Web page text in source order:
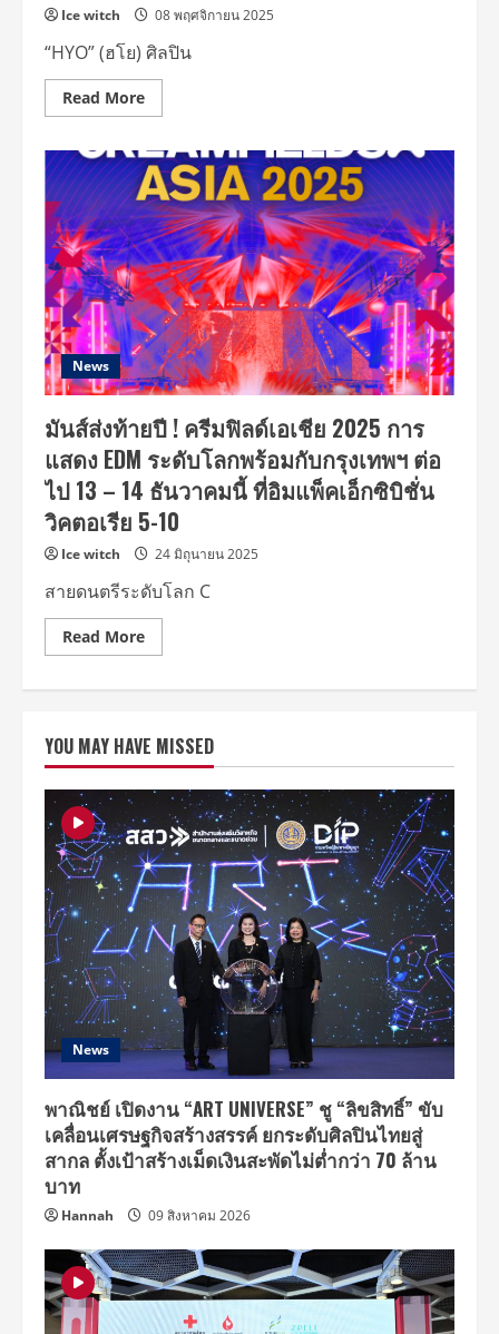
Ice witch 08 พฤศจิกายน 2025
“HYO” (ฮโย) ศิลปิน
Read MoreRead
more
ตัว
แม่
วงการ
K-
Pop
สู่
Queen
Of
EDM
HYO
เต
รี
ยม
จอย
ไลน์
อัป
กา
ลดน
ตรี
อิ
เล็ก
โท
รนิกส์
ระดับ
โลก
Creamfields
Asia
2025
–
14
ธันวาคม
ที่
เอ็ก
ซิ
บิ
ฮอลล์
5-
10
News
มันส์ส่งท้ายปี ! ครีมฟิลด์เอเชีย 2025 การ
แสดง EDM ระดับโลกพร้อมกับกรุงเทพฯ ต่อ
ไป 13 – 14 ธันวาคมนี้ ที่อิมแพ็คเอ็กซิบิชั่น
วิคตอเรีย 5-10
Ice witch 24 มิถุนายน 2025
สายดนตรีระดับโลก C
Read MoreRead
more
!
ครีม
ฟิลด์
เอเชีย
2025
การ
แสดง
EDM
ระดับ
โลก
พร้อม
กับ
กรุงเทพฯ
ต่อ
ไป
13
–
14
ธันวาคม
นี้
ที่
เอ็ก
ซิ
บิ
ชั่น
วิคตอเรีย
YOU MAY HAVE MISSED
News
พาณิชย์ เปิดงาน “ART UNIVERSE” ชู “ลิขสิทธิ์” ขับ
เคลื่อนเศรษฐกิจสร้างสรรค์ ยกระดับศิลปินไทยสู่
สากล ตั้งเป้าสร้างเม็ดเงินสะพัดไม่ต่ำกว่า 70 ล้าน
บาท
Hannah 09 สิงหาคม 2026